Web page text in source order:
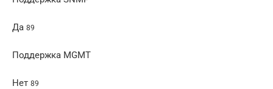
Да 89
Поддержка MGMT
Нет 89